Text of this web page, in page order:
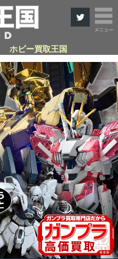
ホビー買取王国